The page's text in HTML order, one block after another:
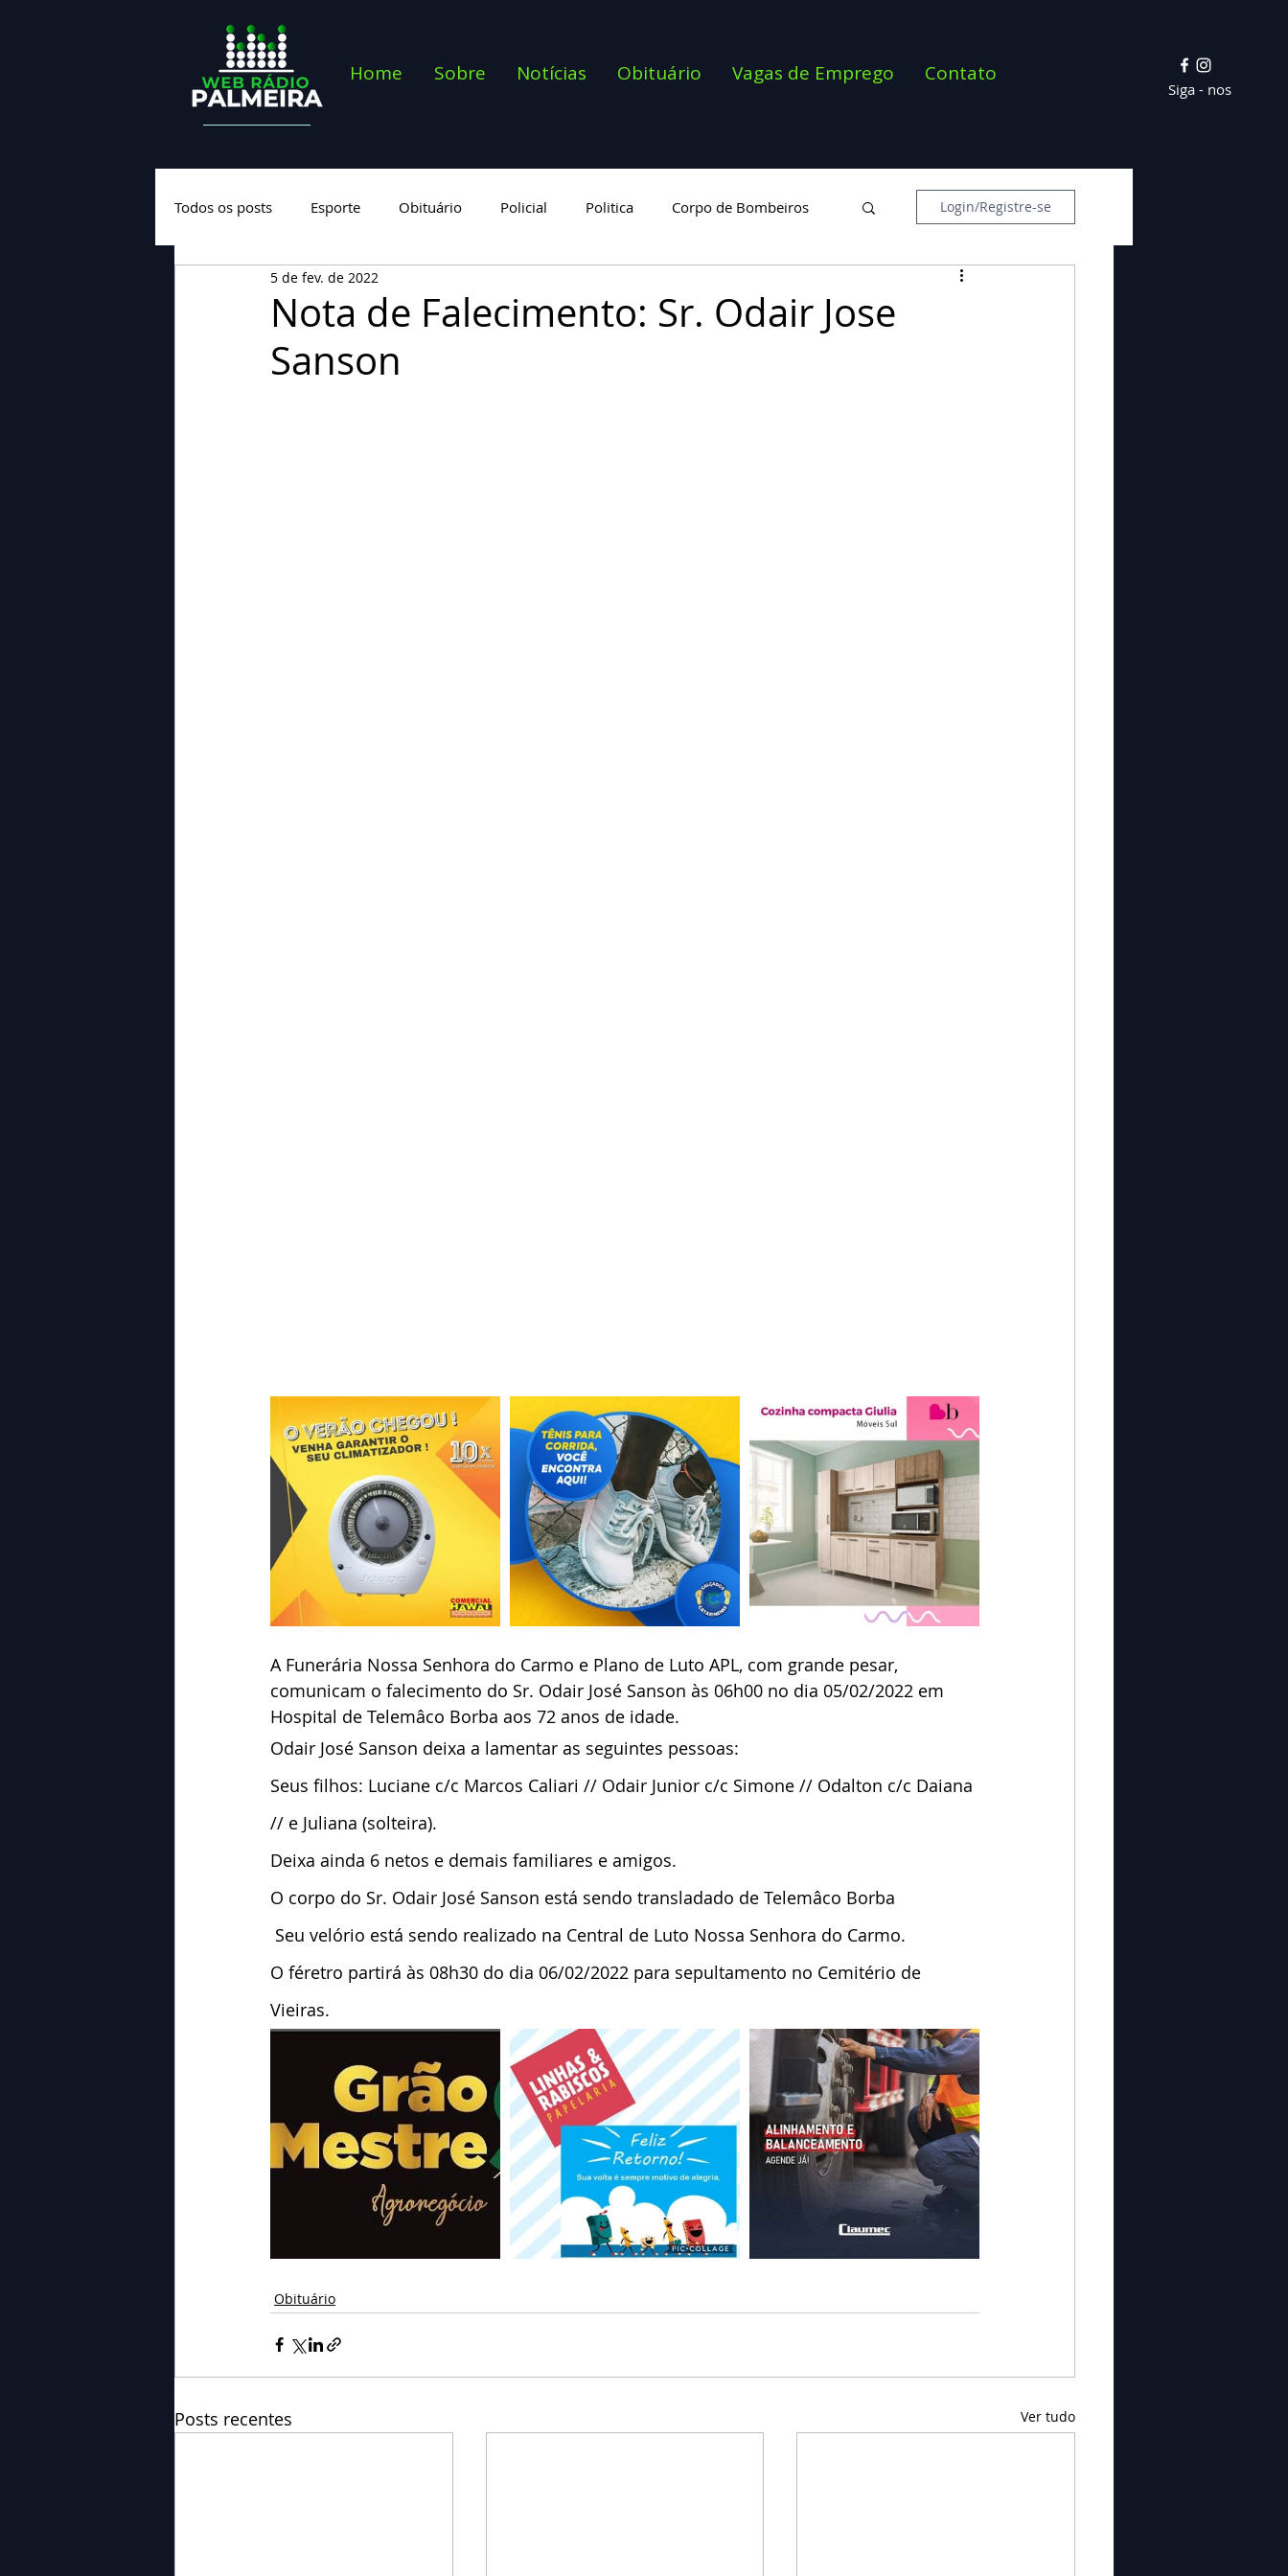
Home Sobre Notícias Obituário Vagas de Emprego Contato
Siga - nos
Todos os posts Esporte Obituário Policial Politica Corpo de Bombeiros
Geral Nova categoria
Login/Registre-se
Nota de Falecimento: Sr. Odair Jose
Sanson
5 de fev. de 2022
A Funerária Nossa Senhora do Carmo e Plano de Luto APL, com grande pesar,
comunicam o falecimento do Sr. Odair José Sanson às 06h00 no dia 05/02/2022 em
Hospital de Telemâco Borba aos 72 anos de idade.
Odair José Sanson deixa a lamentar as seguintes pessoas:
Seus filhos: Luciane c/c Marcos Caliari // Odair Junior c/c Simone // Odalton c/c Daiana
// e Juliana (solteira).
Deixa ainda 6 netos e demais familiares e amigos.
O corpo do Sr. Odair José Sanson está sendo transladado de Telemâco Borba
Seu velório está sendo realizado na Central de Luto Nossa Senhora do Carmo.
O féretro partirá às 08h30 do dia 06/02/2022 para sepultamento no Cemitério de
Vieiras.
Obituário
Posts recentes Ver tudo